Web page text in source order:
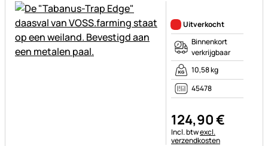
Uitverkocht
Binnenkort
verkrijgbaar
10,58 kg
45478
124,90€
Belastinginformatie:
Incl. btwexcl.
verzendkosten